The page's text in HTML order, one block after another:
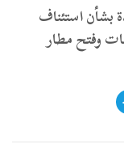
بشأن استئناف
وفتح مطار